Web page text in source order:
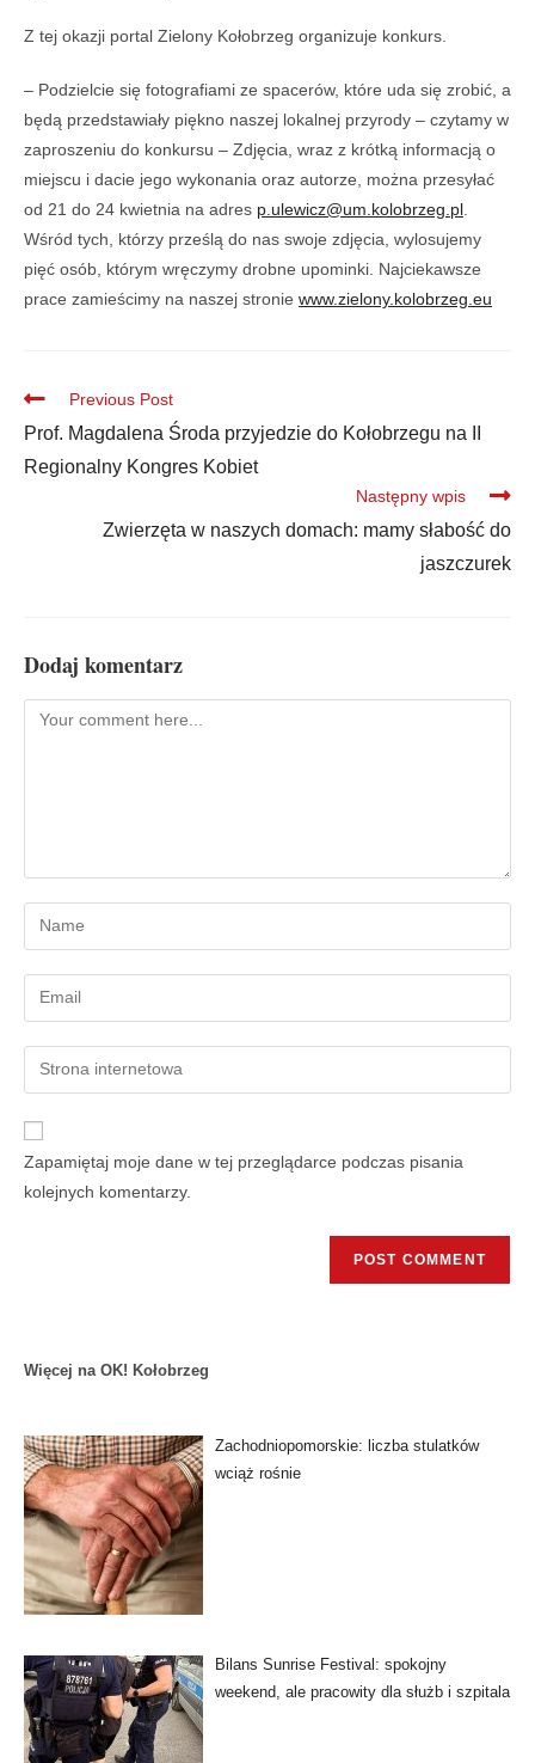
Z tej okazji portal Zielony Kołobrzeg organizuje konkurs.
– Podzielcie się fotografiami ze spacerów, które uda się zrobić, a
będą przedstawiały piękno naszej lokalnej przyrody – czytamy w
zaproszeniu do konkursu – Zdjęcia, wraz z krótką informacją o
miejscu i dacie jego wykonania oraz autorze, można przesyłać
od 21 do 24 kwietnia na adres p.ulewicz@um.kolobrzeg.pl
Wśród tych, którzy prześlą do nas swoje zdjęcia, wylosujemy
pięć osób, którym wręczymy drobne upominki. Najciekawsze
prace zamieścimy na naszej stronie www.zielony.kolobrzeg.eu
Previous Post
Prof. Magdalena Środa przyjedzie do Kołobrzegu na II
Regionalny Kongres Kobiet
Następny wpis
Zwierzęta w naszych domach: mamy słabość do
jaszczurek
Dodaj komentarz
Zapamiętaj moje dane w tej przeglądarce podczas pisania
kolejnych komentarzy.
Więcej na OK! Kołobrzeg
Zachodniopomorskie: liczba stulatków
wciąż rośnie
Bilans Sunrise Festival: spokojny
weekend, ale pracowity dla służb i szpitala